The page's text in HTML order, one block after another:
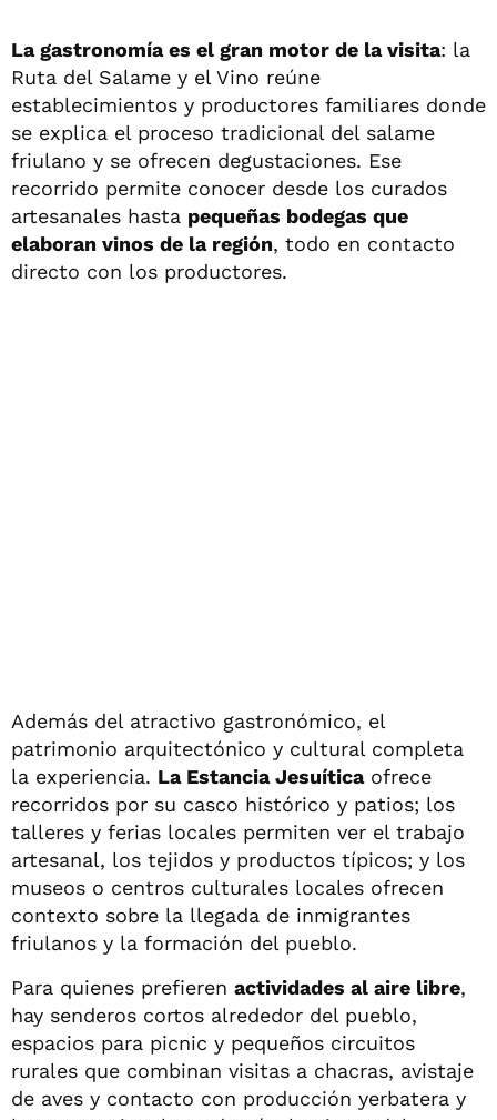
La gastronomía es el gran motor de la visita: la
Ruta del Salame y el Vino reúne
establecimientos y productores familiares donde
se explica el proceso tradicional del salame
friulano y se ofrecen degustaciones. Ese
recorrido permite conocer desde los curados
artesanales hasta pequeñas bodegas que
elaboran vinos de la región, todo en contacto
directo con los productores.
Además del atractivo gastronómico, el
patrimonio arquitectónico y cultural completa
la experiencia. La Estancia Jesuíticaofrece
recorridos por su casco histórico y patios; los
talleres y ferias locales permiten ver el trabajo
artesanal, los tejidos y productos típicos; y los
museos o centros culturales locales ofrecen
contexto sobre la llegada de inmigrantes
friulanos y la formación del pueblo.
Para quienes prefieren actividades al aire libre,
hay senderos cortos alrededor del pueblo,
espacios para picnic y pequeños circuitos
rurales que combinan visitas a chacras, avistaje
de aves y contacto con producción yerbatera y